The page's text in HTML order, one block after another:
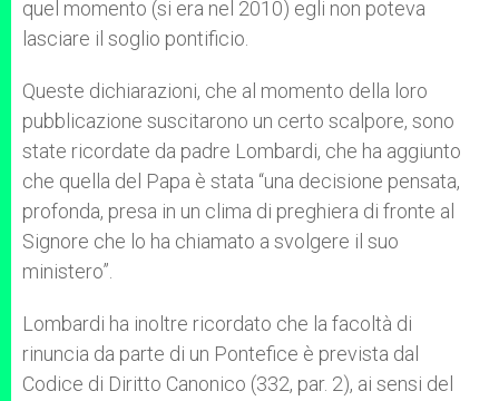
quel momento (si era nel 2010) egli non poteva
lasciare il soglio pontificio.
Queste dichiarazioni, che al momento della loro
pubblicazione suscitarono un certo scalpore, sono
state ricordate da padre Lombardi, che ha aggiunto
che quella del Papa è stata “una decisione pensata,
profonda, presa in un clima di preghiera di fronte al
Signore che lo ha chiamato a svolgere il suo
ministero”.
Lombardi ha inoltre ricordato che la facoltà di
rinuncia da parte di un Pontefice è prevista dal
Codice di Diritto Canonico (332, par. 2), ai sensi del